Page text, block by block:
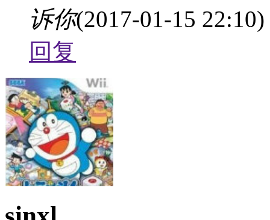
诉你(2017-01-15 22:10)
回复